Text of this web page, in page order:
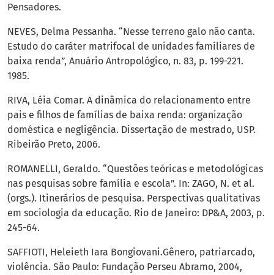
Pensadores.
NEVES, Delma Pessanha. “Nesse terreno galo não canta.
Estudo do caráter matrifocal de unidades familiares de
baixa renda”, Anuário Antropológico, n. 83, p. 199-221.
1985.
RIVA, Léia Comar. A dinâmica do relacionamento entre
pais e filhos de famílias de baixa renda: organização
doméstica e negligência. Dissertação de mestrado, USP.
Ribeirão Preto, 2006.
ROMANELLI, Geraldo. “Questões teóricas e metodológicas
nas pesquisas sobre família e escola”. In: ZAGO, N. et al.
(orgs.). Itinerários de pesquisa. Perspectivas qualitativas
em sociologia da educação. Rio de Janeiro: DP&A, 2003, p.
245-64.
SAFFIOTI, Heleieth Iara Bongiovani.Gênero, patriarcado,
violência. São Paulo: Fundação Perseu Abramo, 2004,